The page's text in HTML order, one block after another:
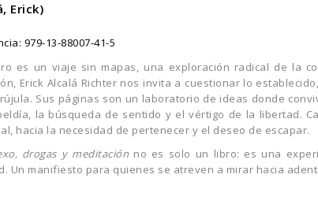
Erick)
979-13-88007-41-5
es un viaje sin mapas, una exploración radical de la
Erick Alcalá Richter nos invita a cuestionar lo
Sus páginas son un laboratorio de ideas donde
la búsqueda de sentido y el vértigo de la libertad.
hacia la necesidad de pertenecer y el deseo de escapar.
drogas y meditación no es solo un libro: es una
Un manifiesto para quienes se atreven a mirar hacia